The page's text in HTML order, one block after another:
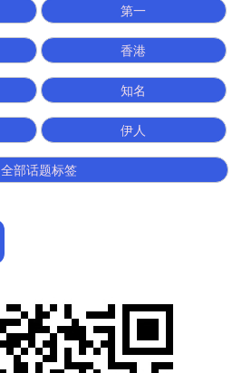
第一
香港
知名
伊人
全部话题标签